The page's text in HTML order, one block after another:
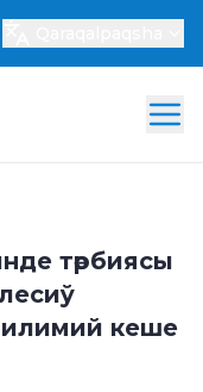
тәрбиясы
илимий кеше